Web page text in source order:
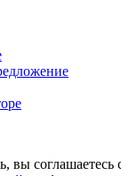
вы соглашаетесь